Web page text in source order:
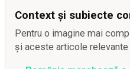
Context și subiecte
Pentru o imagine mai
și aceste articole